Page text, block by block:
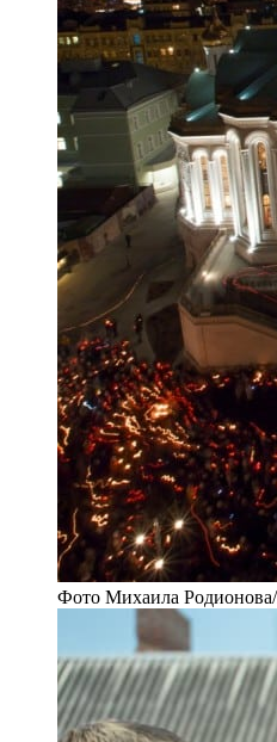
Фото Михаила